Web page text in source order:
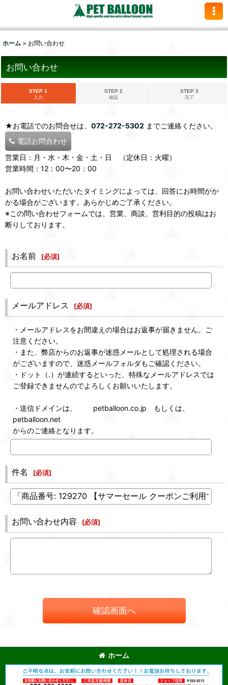
ホーム > お問い合わせ
お問い合わせ
STEP 1
入力
STEP 2
確認
STEP 3
完了
★お電話でのお問合せは、 072-272-5302 までご連絡ください。
電話お問合わせ
営業日：月・水・木・金・土・日 （定休日：火曜）
営業時間：12：00〜20：00
お問い合わせいただいたタイミングによっては、回答にお時間がか
かる場合がございます。あらかじめご了承ください。
※この問い合わせフォームでは、営業、商談、営利目的の投稿はお
断りしております。
お名前 [必須]
メールアドレス [必須]
・メールアドレスをお間違えの場合はお返事が届きません。ご
注意ください。
・また、弊店からのお返事が迷惑メールとして処理される場合
がございますので、迷惑メールフォルダもご確認ください。
・ドット（.）が連続するといった、特殊なメールアドレスでは
ご登録できませんのでよろしくお願いいたします。
・送信ドメインは、 petballoon.co.jp もしくは、
petballoon.net
からのご連絡となります。
件名 [必須]
お問い合わせ内容 [必須]
確認画面へ
ホーム